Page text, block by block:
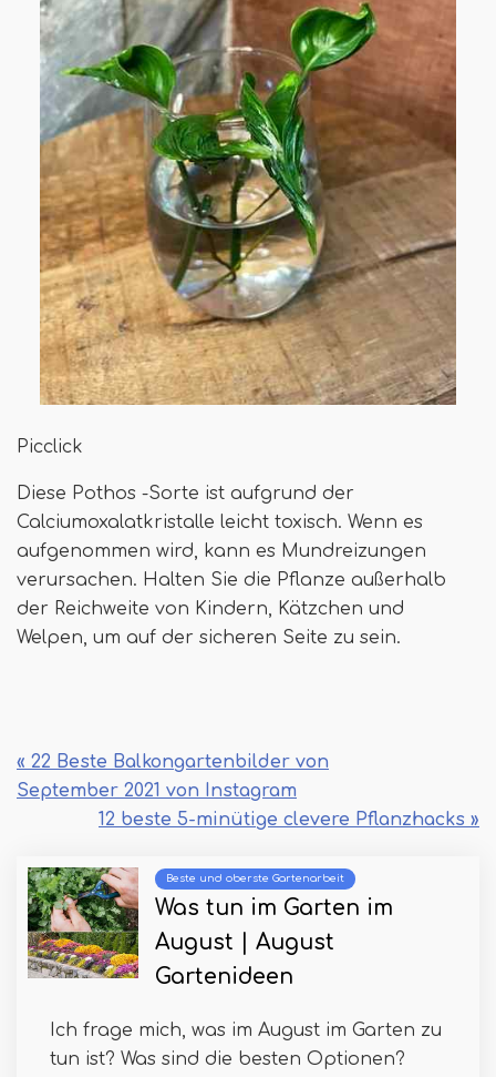
Picclick
Diese Pothos -Sorte ist aufgrund der
Calciumoxalatkristalle leicht toxisch. Wenn es
aufgenommen wird, kann es Mundreizungen
verursachen. Halten Sie die Pflanze außerhalb
der Reichweite von Kindern, Kätzchen und
Welpen, um auf der sicheren Seite zu sein.
« 22 Beste Balkongartenbilder von
September 2021 von Instagram
12 beste 5-minütige clevere Pflanzhacks »
Beste und oberste Gartenarbeit
Was tun im Garten im
August | August
Gartenideen
Ich frage mich, was im August im Garten zu
tun ist? Was sind die besten Optionen?